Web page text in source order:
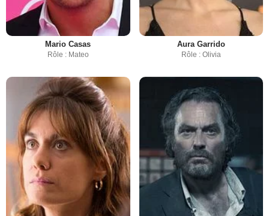
Mario Casas
Rôle : Mateo
Aura Garrido
Rôle : Olivia